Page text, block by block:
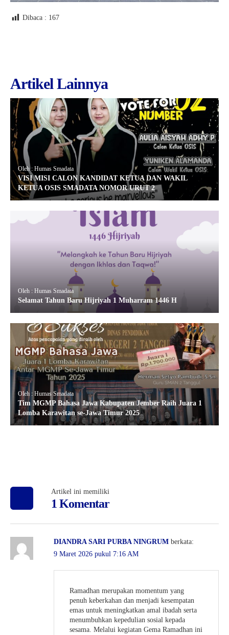
Dibaca : 167
Artikel Lainnya
Oleh : Humas Smadata
VISI MISI CALON KANDIDAT KETUA DAN WAKIL
KETUA OSIS SMADATA NOMOR URUT 2
Oleh : Humas Smadata
Selamat Tahun Baru Hijriyah 1 Muharram 1446 H
Oleh : Humas Smadata
Tim MGMP Bahasa Jawa Kabupaten Jember Raih Juara 1
Lomba Karawitan se-Jawa Timur 2025
Artikel ini memiliki
1 Komentar
DIANDRA SARI PURBA NINGRUM berkata:
9 Maret 2026 pukul 7:16 AM
Ramadhan merupakan momentum yang
penuh keberkahan dan menjadi kesempatan
emas untuk meningkatkan amal ibadah serta
menumbuhkan kepedulian sosial kepada
sesama. Melalui kegiatan Gema Ramadhan ini